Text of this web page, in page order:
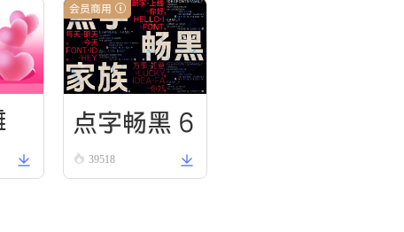
Si
会员商用
点字畅黑 6
039518